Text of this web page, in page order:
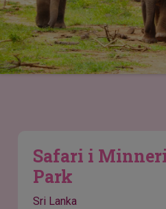
Safari i
Park
Sri Lanka